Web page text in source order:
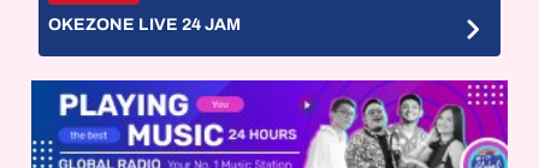
OKEZONE LIVE 24 JAM